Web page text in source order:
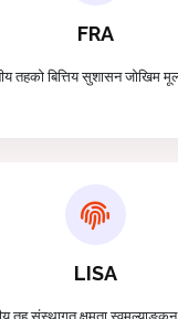
FRA
तहको बित्तिय सुशासन जोखिम
LISA